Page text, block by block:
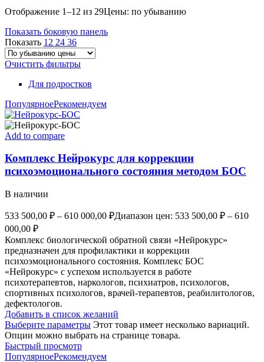
Отображение 1–12 из 29Цены: по убыванию
Показать боковую панель
Показать 12 24 36
Очистить фильтры
Для подростков
ПопулярноеРекомендуем
Add to compare
Комплекс Нейрокурс для коррекции
психоэмоционального состояния методом БОС
В наличии
533 500,00 ₽ – 610 000,00 ₽Диапазон цен: 533 500,00 ₽ – 610
000,00 ₽
Комплекс биологической обратной связи «Нейрокурс»
предназначен для профилактики и коррекции
психоэмоционального состояния. Комплекс БОС
«Нейрокурс» с успехом используется в работе
психотерапевтов, наркологов, психиатров, психологов,
спортивных психологов, врачей-терапевтов, реабилитологов,
дефектологов.
Добавить в список желаний
Выберите параметры Этот товар имеет несколько вариаций.
Опции можно выбрать на странице товара.
Быстрый просмотр
ПопулярноеРекомендуем